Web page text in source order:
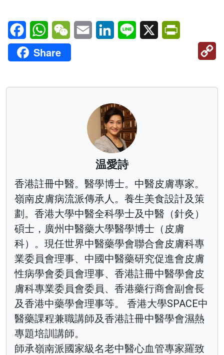
FacebookWhatsAppWeChatEmail LinkedInLine X
Share
温愛詩
香港註冊中醫。醫學博士。中醫皮膚專家。
嶺南皮膚病流派傳承人。養生美食設計及策
劃。香港大學中醫全科學士及中醫（針灸）
碩士，廣州中醫藥大學醫學博士（皮膚
科）。現任世界中醫藥學會聯合會皮膚科專
業委員會理事、中國中醫藥研究促進會皮膚
性病學會委員會理事、香港註冊中醫學會皮
膚科專業委員會委員、香港藥行商會副會長
及香港中藥學會理事等。 香港大學SPACE中
醫藥課程兼職講師及香港註冊中醫學會濕熱
專題培訓講師。
師承嶺南派國家級名老中醫心血管專家羅致